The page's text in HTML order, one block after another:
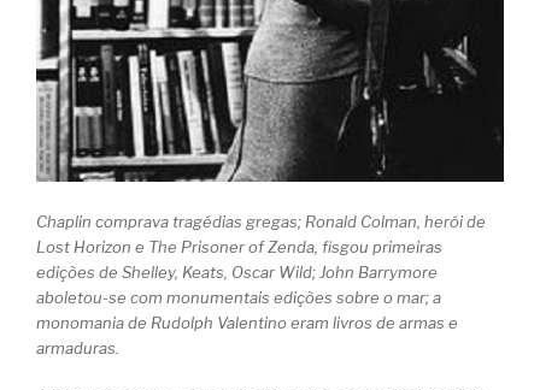
Chaplin comprava tragédias gregas; Ronald Colman, herói de
Lost Horizon e The Prisoner of Zenda , fisgou primeiras
edições de Shelley, Keats, Oscar Wild; John Barrymore
aboletou-se com monumentais edições sobre o mar; a
monomania de Rudolph Valentino eram livros de armas e
armaduras.